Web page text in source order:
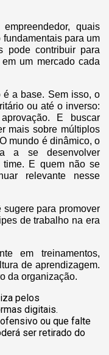
quais
para um
pode contribuir para
um mercado cada
é a base. Sem isso, o
ou até o inverso:
E buscar
mais sobre múltiplos
mundo é dinâmico, o
a se desenvolver
time. E quem não se
relevante nesse
sugere para promover
de trabalho na era
em treinamentos,
de aprendizagem.
da organização.
pelos
digitais.
ou que falte
ser retirado do